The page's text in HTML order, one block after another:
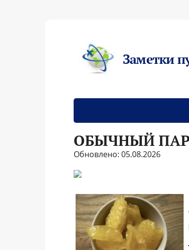
Заметки
ОБЫЧНЫЙ
Обновлено: 05.08.2026